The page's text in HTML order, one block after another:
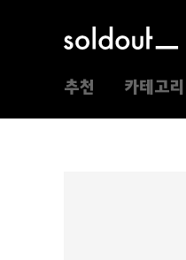
추천 카테고리